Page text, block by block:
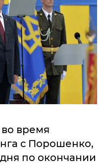
время
с Порошенко,
по окончании